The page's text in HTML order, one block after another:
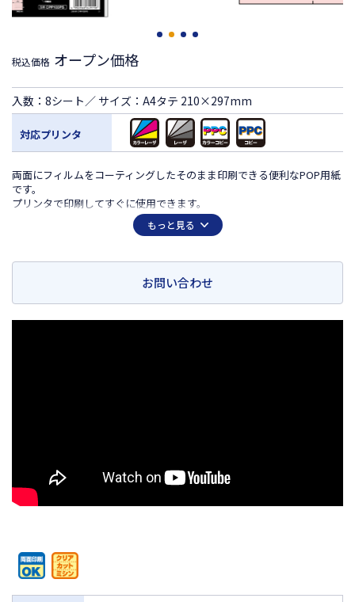
税込価格 オープン価格
入数：8シート／ サイズ：A4タテ 210×297mm
対応プリンタ
両面にフィルムをコーティングしたそのまま印刷できる便利なPOP用紙
です。
プリンタで印刷してすぐに使用できます。
カード立て不要で、角度も目線に合わせて10段階調整可能です。
挿し込み方を変えるだけで角度が変わる。
ショーケース販売に最適！ひな壇展示の表示や机に置くネームプレート
ミシン目でカットせずに繋げて297mm幅でも使える！
もっと見る
お問い合わせ